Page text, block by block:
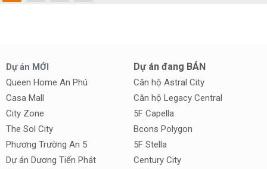
Dự án MỚI
Queen Home An Phú
Casa Mall
City Zone
The Sol City
Phương Trường An 5
Dự án Dương Tiến Phát
Dự án đang BÁN
Căn hộ Astral City
Căn hộ Legacy Central
5F Capella
Bcons Polygon
5F Stella
Century City